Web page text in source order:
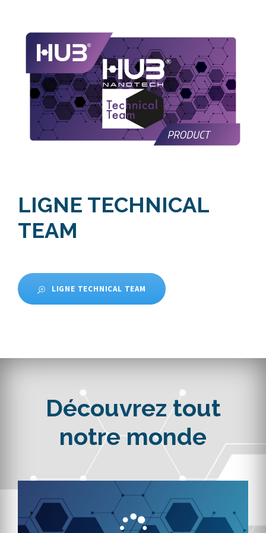
LIGNE TECHNICAL
TEAM
LIGNE TECHNICAL TEAM
Découvrez tout
notre monde
À la base de tout